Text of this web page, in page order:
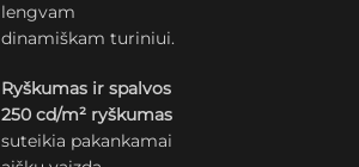
lengvam
dinamiškam turiniui.
Ryškumas ir spalvos
250 cd/m² ryškumas
suteikia pakankamai